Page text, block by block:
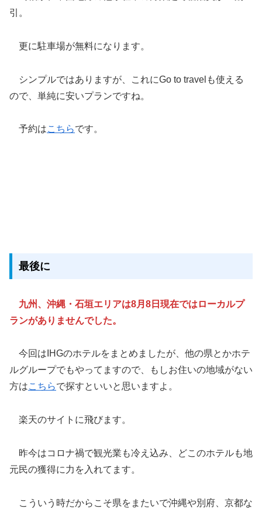
引。
更に駐車場が無料になります。
シンプルではありますが、これにGo to travelも使える
ので、単純に安いプランですね。
予約はこちらです。
最後に
九州、沖縄・石垣エリアは8月8日現在ではローカルプ
ランがありませんでした。
今回はIHGのホテルをまとめましたが、他の県とかホテ
ルグループでもやってますので、もしお住いの地域がない
方はこちらで探すといいと思いますよ。
楽天のサイトに飛びます。
昨今はコロナ禍で観光業も冷え込み、どこのホテルも地
元民の獲得に力を入れてます。
こういう時だからこそ県をまたいで沖縄や別府、京都な